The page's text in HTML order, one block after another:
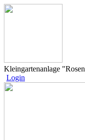
Kleingartenanlage
Login